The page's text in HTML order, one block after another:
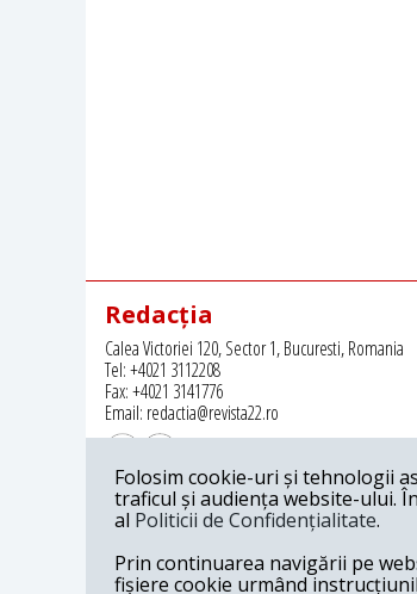
Redacția
Calea Victoriei 120, Sector 1, Bucuresti, Romania
Tel: +4021 3112208
Fax: +4021 3141776
Email: redactia@revista22.ro
Revista 22 este editata de
Folosim cookie-uri și tehnologii
traficul și audiența website-ului.
al Politicii de Confidențialitate.
Prin continuarea navigării pe
fișiere cookie urmând